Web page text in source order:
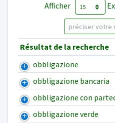
Afficher
Résultat de la recherche
obbligazione
obbligazione bancaria
obbligazione con
obbligazione verde